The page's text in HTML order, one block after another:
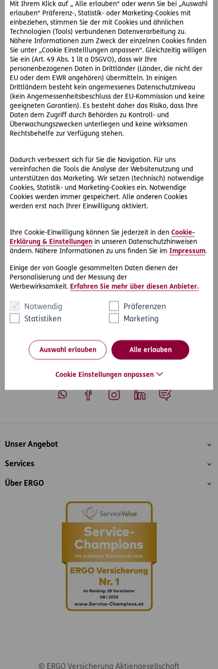
Mit Ihrem Klick auf „ Alle erlauben“ oder wenn Sie bei „Auswahl
erlauben“ Präferenz-, Statistik- oder Marketing-Cookies mit
einbeziehen, stimmen Sie der mit Cookies und ähnlichen
Technologien (Tools) verbundenen Datenverarbeitung zu.
Nähere Informationen zum Zweck der einzelnen Cookies finden
Sie unter „Cookie Einstelllungen anpassen“. Gleichzeitig willigen
Sie ein (Art. 49 Abs. 1 lit a DSGVO), dass wir Ihre
personenbezogenen Daten in Drittländer (Länder, die nicht der
EU oder dem EWR angehören) übermitteln. In einigen
Drittländern besteht kein angemessenes Datenschutzniveau
(kein Angemessenheitsbeschluss der EU-Kommission und keine
geeigneten Garantien). Es besteht daher das Risiko, dass Ihre
Daten dem Zugriff durch Behörden zu Kontroll- und
Überwachungszwecken unterliegen und keine wirksamen
Rechtsbehelfe zur Verfügung stehen.
Dadurch verbessert sich für Sie die Navigation. Für uns
vereinfachen die Tools die Analyse der Websitenutzung und
unterstützen das Marketing. Wir setzen (technisch) notwendige
Cookies, Statistik- und Marketing-Cookies ein. Notwendige
Cookies werden immer gespeichert. Alle anderen Cookies
werden erst nach Ihrer Einwilligung aktiviert.
Ihre Cookie-Einwilligung können Sie jederzeit in den Cookie-
Erklärung & Einstellungen in unseren Datenschutzhinweisen
ändern. Nähere Informationen zu uns finden Sie im Impressum.
Einige der von Google gesammelten Daten dienen der
Personalisierung und der Messung der
Werbewirksamkeit. Erfahren Sie mehr über diesen Anbieter.
Notwendig
Präferenzen
Statistiken
Marketing
Auswahl erlauben Alle erlauben
Cookie Einstellungen anpassen
D.A.S. Direkthilfe als außergerichtliche Lösung
Frau B. wendet sich an die D.A.S., bei der ihre Firma
rechtsschutzversichert ist. Die erfahrenen Juristen setzen
die D.A.S. Direkthilfe ®ein und schicken der Baufirma ein
Schreiben, in dem sie zur Bereinigung aller Mängel
auffordern. Andernfalls würde ein Anwalt eingeschaltet
werden. Da die Baufirma nicht einlenkt, wird der Fall einer
spezialisierten
D.A.S. Partneranwältin übergeben. Diese bringt den Fall vor
Gericht. Frau B. gewinnt den Prozess und die Baufirma muss
das Fundament ordnungsgemäß errichten.
Auftraggeber-Rechtsschutz sichert Firmen als Bauherren
ab
D.A.S. Firmenkunden können die Basisabsicherung – den
Profi-Rechtsschutz – durch den Auftraggeber-Rechtsschutz
anderen Versicherungen und enthält auch eine besondere
Absicherung als Bauherr für betrieblich genutzte Objekte.
Für Privatkunden ist die Absicherung als Bauherr in der
WohnWelt enthalten.
#Rechtsfälle #Schadensersatz
Inhaltsübersicht
Unser Angebot
Services
Über ERGO
© ERGO Versicherung Aktiengesellschaft